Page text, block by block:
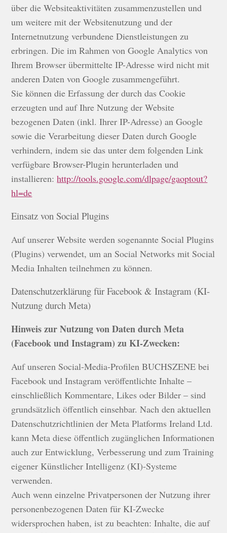
über die Websiteaktivitäten zusammenzustellen und
um weitere mit der Websitenutzung und der
Internetnutzung verbundene Dienstleistungen zu
erbringen. Die im Rahmen von Google Analytics von
Ihrem Browser übermittelte IP-Adresse wird nicht mit
anderen Daten von Google zusammengeführt.
Sie können die Erfassung der durch das Cookie
erzeugten und auf Ihre Nutzung der Website
bezogenen Daten (inkl. Ihrer IP-Adresse) an Google
sowie die Verarbeitung dieser Daten durch Google
verhindern, indem sie das unter dem folgenden Link
verfügbare Browser-Plugin herunterladen und
installieren:http://tools.google.com/dlpage/gaoptout?
hl=de
Einsatz von Social Plugins
Auf unserer Website werden sogenannte Social Plugins
(Plugins) verwendet, um an Social Networks mit Social
Media Inhalten teilnehmen zu können.
Datenschutzerklärung für Facebook & Instagram (KI-
Nutzung durch Meta)
Hinweis zur Nutzung von Daten durch Meta
(Facebook und Instagram) zu KI-Zwecken:
Auf unseren Social-Media-Profilen BUCHSZENE bei
Facebook und Instagram veröffentlichte Inhalte –
einschließlich Kommentare, Likes oder Bilder – sind
grundsätzlich öffentlich einsehbar. Nach den aktuellen
Datenschutzrichtlinien der Meta Platforms Ireland Ltd.
kann Meta diese öffentlich zugänglichen Informationen
auch zur Entwicklung, Verbesserung und zum Training
eigener Künstlicher Intelligenz (KI)-Systeme
verwenden.
Auch wenn einzelne Privatpersonen der Nutzung ihrer
personenbezogenen Daten für KI-Zwecke
widersprochen haben, ist zu beachten: Inhalte, die auf